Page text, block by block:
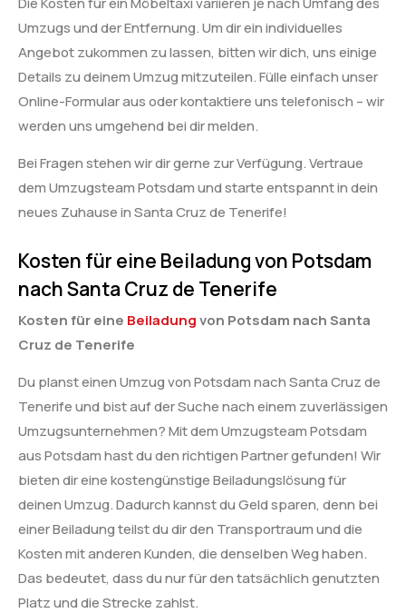
Umzugs und der Entfernung. Um dir ein individuelles
Angebot zukommen zu lassen, bitten wir dich, uns einige
Details zu deinem Umzug mitzuteilen. Fülle einfach unser
Online-Formular aus oder kontaktiere uns telefonisch – wir
werden uns umgehend bei dir melden.
Bei Fragen stehen wir dir gerne zur Verfügung. Vertraue
dem Umzugsteam Potsdam und starte entspannt in dein
neues Zuhause in Santa Cruz de Tenerife!
Kosten für eine Beiladung von Potsdam
nach Santa Cruz de Tenerife
Kosten für eine Beiladungvon Potsdam nach Santa
Cruz de Tenerife
Du planst einen Umzug von Potsdam nach Santa Cruz de
Tenerife und bist auf der Suche nach einem zuverlässigen
Umzugsunternehmen? Mit dem Umzugsteam Potsdam
aus Potsdam hast du den richtigen Partner gefunden! Wir
bieten dir eine kostengünstige Beiladungslösung für
deinen Umzug. Dadurch kannst du Geld sparen, denn bei
einer Beiladung teilst du dir den Transportraum und die
Kosten mit anderen Kunden, die denselben Weg haben.
Das bedeutet, dass du nur für den tatsächlich genutzten
Platz und die Strecke zahlst.